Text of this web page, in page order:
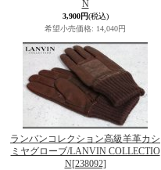
N
3,900円(税込)
希望小売価格: 14,040円
ランバンコレクション高級羊革カシ
ミヤグローブ/LANVIN COLLECTIO
N[238092]